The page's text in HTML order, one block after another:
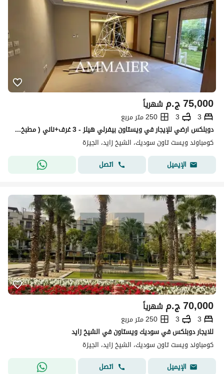
ج.م75,000 شهرياً
3
3
250 متر مربع
دوبلكس ارضي للإيجار في ويستاون بيفرلي هيلز - 3 غرف+ناني ( مطبخ بالاجهزة + تكييفات + دريسينج )
كومباوند ويست تاون سوديك، الشيخ زايد، الجيزة
الإيميل
اتصل
ج.م70,000 شهرياً
3
3
250 متر مربع
للايجار دوبلكس في سوديك ويستاون في الشيخ زايد
كومباوند ويست تاون سوديك، الشيخ زايد، الجيزة
الإيميل
اتصل